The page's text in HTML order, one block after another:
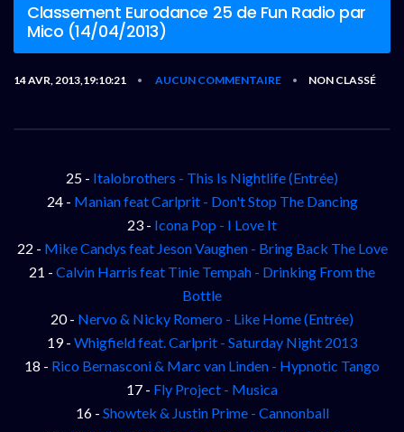
Classement Eurodance 25 de Fun Radio par
Mico (14/04/2013)
14 AVR, 2013,19:10:21 • AUCUN COMMENTAIRE • NON CLASSÉ
25 - Italobrothers - This Is Nightlife (Entrée)
24 - Manian feat Carlprit - Don't Stop The Dancing
23 - Icona Pop - I Love It
22 - Mike Candys feat Jeson Vaughen - Bring Back The Love
21 - Calvin Harris feat Tinie Tempah - Drinking From the
Bottle
20 - Nervo & Nicky Romero - Like Home (Entrée)
19 - Whigfield feat. Carlprit - Saturday Night 2013
18 - Rico Bernasconi & Marc van Linden - Hypnotic Tango
17 - Fly Project - Musica
16 - Showtek & Justin Prime - Cannonball